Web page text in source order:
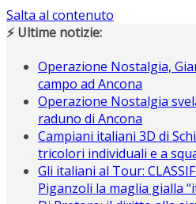
Salta al contenuto
⚡ Ultime notizie:
Operazione Nostalgia,
campo ad Ancona
Operazione Nostalgia
raduno di Ancona
Campiani italiani 3D di
tricolori individuali e a
Gli italiani al Tour:
Piganzoli la maglia gialla